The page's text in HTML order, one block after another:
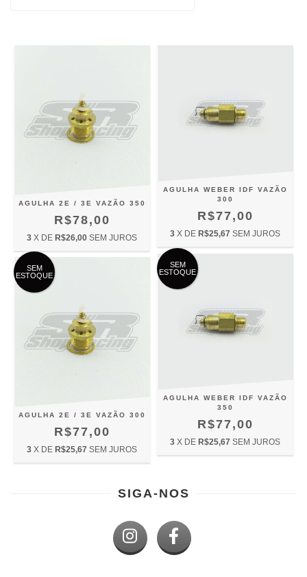
AGULHA 2E / 3E VAZÃO 350
R$78,00
3 X DE R$26,00 SEM JUROS
AGULHA WEBER IDF VAZÃO
300
R$77,00
3 X DE R$25,67 SEM JUROS
SEM
ESTOQUE
AGULHA 2E / 3E VAZÃO 300
R$77,00
3 X DE R$25,67 SEM JUROS
SEM
ESTOQUE
AGULHA WEBER IDF VAZÃO
350
R$77,00
3 X DE R$25,67 SEM JUROS
SIGA-NOS